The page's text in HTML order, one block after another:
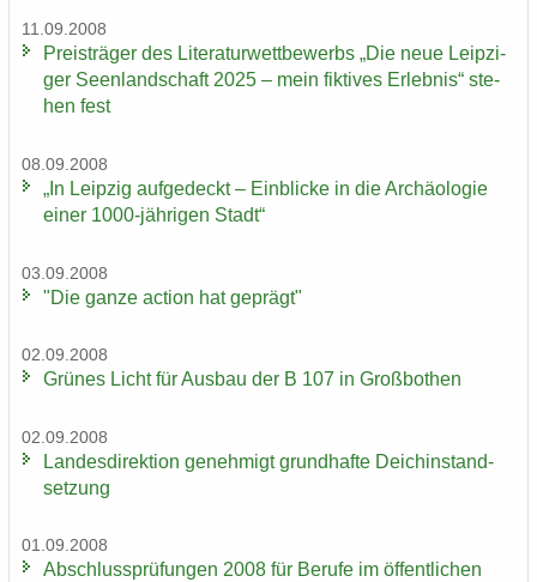
11.09.2008
Preis­trä­ger des Li­te­ra­tur­wett­be­werbs „Die neue Leip­zi­
ger Se­en­land­schaft 2025 – mein fik­ti­ves Er­leb­nis“ ste­
hen fest
08.09.2008
„In Leip­zig auf­ge­deckt – Ein­bli­cke in die Ar­chäo­lo­gie
einer 1000-​jährigen Stadt“
03.09.2008
"Die ganze ac­tion hat ge­prägt"
02.09.2008
Grü­nes Licht für Aus­bau der B 107 in Groß­bo­then
02.09.2008
Lan­des­di­rek­ti­on ge­neh­migt grund­haf­te Deich­in­stand­
set­zung
01.09.2008
Ab­schluss­prü­fun­gen 2008 für Be­ru­fe im öf­fent­li­chen